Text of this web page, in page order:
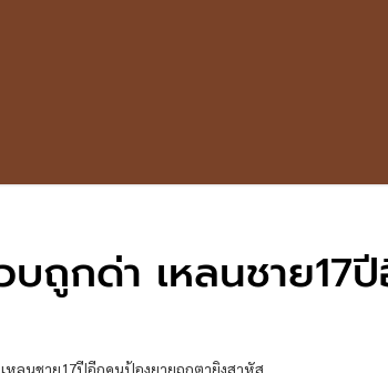
บถูกด่า เหลนชาย
หลนชาย17ปีอีกคนป้องยายถูกตายิงสาหัส